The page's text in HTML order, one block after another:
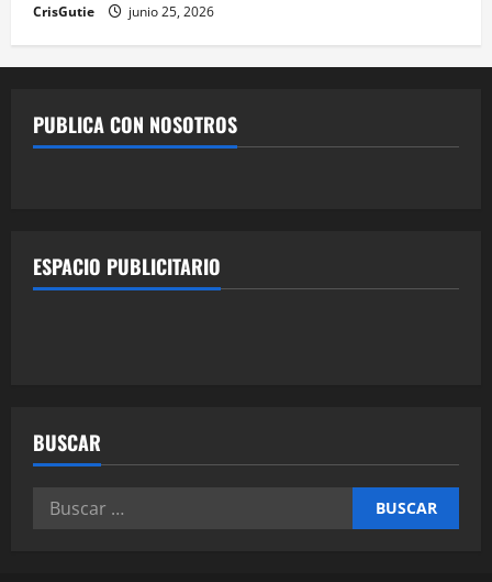
CrisGutie junio 25, 2026
PUBLICA CON NOSOTROS
ESPACIO PUBLICITARIO
BUSCAR